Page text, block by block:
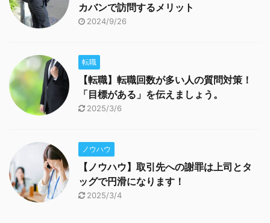
カバンで訪問するメリット
2024/9/26
転職
【転職】転職回数が多い人の質問対策！
「目標がある」を伝えましょう。
2025/3/6
ノウハウ
【ノウハウ】取引先への謝罪は上司とタ
ッグで円滑になります！
2025/3/4